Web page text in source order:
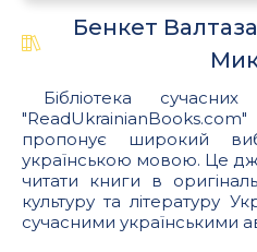
Бенкет
Бібліотека
пропонує широкий
українською мовою. Це
читати книги в
культуру та літературу
сучасними українськими